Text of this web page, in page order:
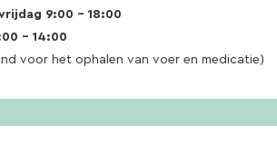
9:00 – 18:00
– 14:00
voor het ophalen van voer en medicatie)